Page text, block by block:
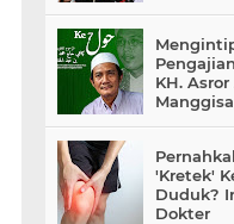
KH.
'Kretek'
Duduk?
Dokter